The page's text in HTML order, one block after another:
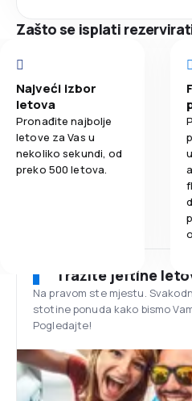
Zašto se isplati
Najveći izbor
letova
Pronađite najbolje
letove za Vas u
nekoliko sekundi, od
preko 500 letova.
Tražite jeftine
Na pravom ste mjestu.
stotine ponuda kako bismo
Pogledajte!